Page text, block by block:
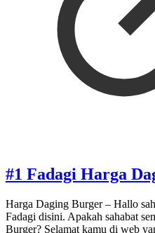
#1 Fadagi Harga
Harga Daging Burger – Hallo
Fadagi disini. Apakah sahabat
Burger? Selamat kamu di web